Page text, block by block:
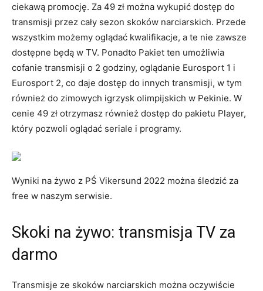
ciekawą promocję. Za 49 zł można wykupić dostęp do
transmisji przez cały sezon skoków narciarskich. Przede
wszystkim możemy oglądać kwalifikacje, a te nie zawsze
dostępne będą w TV. Ponadto Pakiet ten umożliwia
cofanie transmisji o 2 godziny, oglądanie Eurosport 1 i
Eurosport 2, co daje dostęp do innych transmisji, w tym
również do zimowych igrzysk olimpijskich w Pekinie. W
cenie 49 zł otrzymasz również dostęp do pakietu Player,
który pozwoli oglądać seriale i programy.
Wyniki na żywo z PŚ Vikersund 2022 można śledzić za
free w naszym serwisie.
Skoki na żywo: transmisja TV za
darmo
Transmisje ze skoków narciarskich można oczywiście